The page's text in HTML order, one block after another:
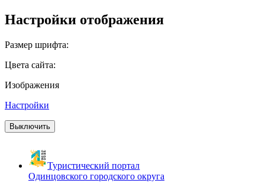
Настройки отображения
Размер шрифта:
Цвета сайта:
Изображения
Настройки
Выключить
Туристический портал
Одинцовского городского округа